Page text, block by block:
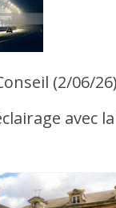
(2/06/
avec